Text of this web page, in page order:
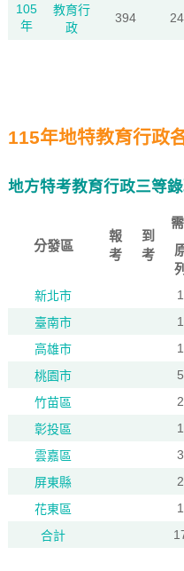
105
年
教育行
政
394
115年地特教育行政
地方特考教育行政三等
分發區
報
考
到
考
列
新北市
1
臺南市
1
高雄市
1
桃園市
5
竹苗區
2
彰投區
1
雲嘉區
3
屏東縣
2
花東區
1
合計